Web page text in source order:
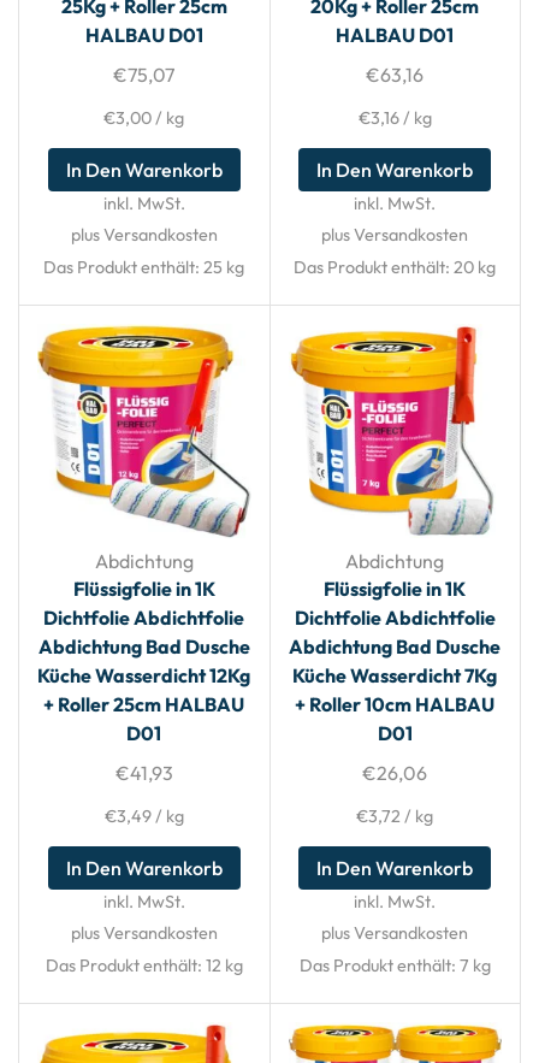
25Kg + Roller 25cm
HALBAU D01
€75,07
€3,00/ kg
In Den Warenkorb
inkl. MwSt.
plus Versandkosten
Das Produkt enthält: 25 kg
20Kg + Roller 25cm
HALBAU D01
€63,16
€3,16/ kg
In Den Warenkorb
inkl. MwSt.
plus Versandkosten
Das Produkt enthält: 20 kg
Abdichtung
Flüssigfolie in 1K
Dichtfolie Abdichtfolie
Abdichtung Bad Dusche
Küche Wasserdicht 12Kg
+ Roller 25cm HALBAU
D01
€41,93
€3,49/ kg
In Den Warenkorb
inkl. MwSt.
plus Versandkosten
Das Produkt enthält: 12 kg
Abdichtung
Flüssigfolie in 1K
Dichtfolie Abdichtfolie
Abdichtung Bad Dusche
Küche Wasserdicht 7Kg
+ Roller 10cm HALBAU
D01
€26,06
€3,72 / kg
In Den Warenkorb
inkl. MwSt.
plus Versandkosten
Das Produkt enthält: 7 kg